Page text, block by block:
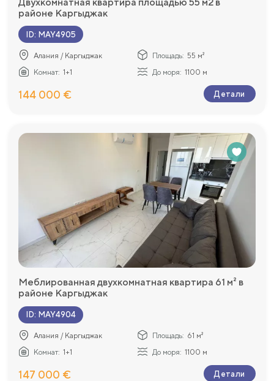
районе Каргыджак
ID: MAY4905
Алания / Каргыджак Площадь: 55 м²
Комнат: 1+1 До моря: 1100 м
144 000 € Детали
Меблированная двухкомнатная квартира 61 м² в
районе Каргыджак
ID: MAY4904
Алания / Каргыджак Площадь: 61 м²
Комнат: 1+1 До моря: 1100 м
147 000 € Детали